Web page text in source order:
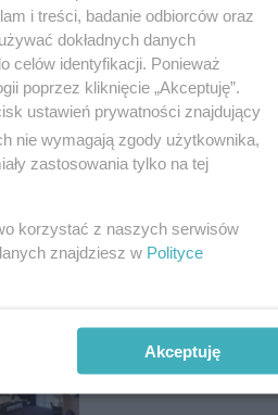
i treści, badanie odbiorców oraz
dokładnych danych
celów identyfikacji. Ponieważ
poprzez kliknięcie „Akceptuję”.
ustawień prywatności znajdujący
nie wymagają zgody użytkownika,
zastosowania tylko na tej
korzystać z naszych serwisów
znajdziesz w Polityce
Akceptuję